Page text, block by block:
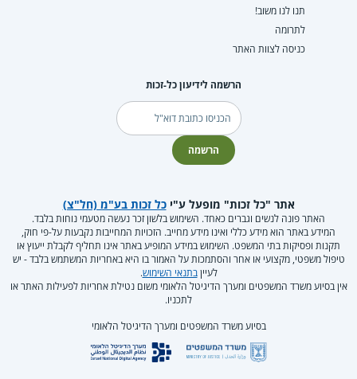
תנו לנו משוב!
לתרומה
כניסה לצוות האתר
הרשמה לידיעון כל-זכות
דוא"ל
הרשמה
אתר "כל זכות" מופעל ע"יכל זכות בע"מ (חל"צ)
האתר פונה לנשים וגברים כאחד. השימוש בלשון זכר נעשה מטעמי נוחות בלבד.
המידע באתר הוא מידע כללי ואינו מידע מחייב. הזכויות המחייבות נקבעות על-פי חוק,
תקנות ופסיקות בתי המשפט. השימוש במידע המופיע באתר אינו תחליף לקבלת ייעוץ או
טיפול משפטי, מקצועי או אחר והסתמכות על האמור בו היא באחריות המשתמש בלבד - יש
לעייןבתנאי השימוש.
אין בסיוע משרד המשפטים ומערך הדיגיטל הלאומי משום נטילת אחריות לפעילות האתר או
לתכניו.
בסיוע משרד המשפטים ומערך הדיגיטל הלאומי